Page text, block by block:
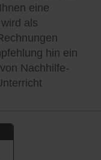
eine
als
hin ein
Nachhilfe-